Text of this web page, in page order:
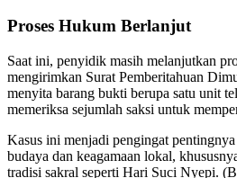
Proses Hukum Berlanjut
Saat ini, penyidik masih melanjutkan
mengirimkan Surat Pemberitahuan
menyita barang bukti berupa satu unit
memeriksa sejumlah saksi untuk
Kasus ini menjadi pengingat
budaya dan keagamaan lokal,
tradisi sakral seperti Hari Suci Nyepi.